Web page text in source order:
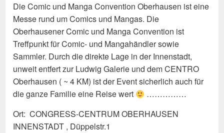
Die Comic und Manga Convention Oberhausen ist eine
Messe rund um Comics und Mangas. Die
Oberhausener Comic und Manga Convention ist
Treffpunkt für Comic- und Mangahändler sowie
Sammler. Durch die direkte Lage in der Innenstadt,
unweit entfert zur Ludwig Galerie und dem CENTRO
Oberhausen ( ~ 4 KM) ist der Event sicherlich auch für
die ganze Familie eine Reise wert
……………
Ort: CONGRESS-CENTRUM OBERHAUSEN
INNENSTADT , Düppelstr.1